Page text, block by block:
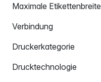
Maximale Etikettenbreite
Verbindung
Druckerkategorie
Drucktechnologie